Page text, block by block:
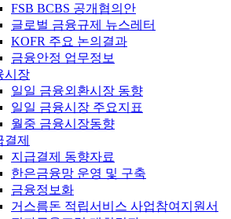
FSB BCBS 공개협의안
글로벌 금융규제 뉴스레터
KOFR 주요 논의결과
금융안정 업무정보
시장
일일 금융외환시장 동향
일일 금융시장 주요지표
월중 금융시장동향
결제
지급결제 동향자료
한은금융망 운영 및 구축
금융정보화
거스름돈 적립서비스 사업참여지원서